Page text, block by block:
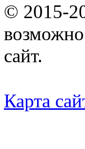
© 2015-
сайт.
Карта